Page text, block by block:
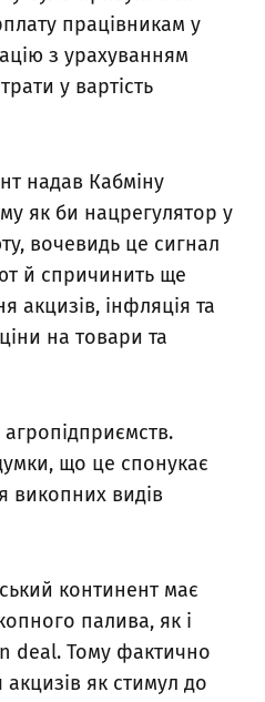
працівникам у
з урахуванням
у вартість
надав Кабміну
як би нацрегулятор у
вочевидь це сигнал
й спричинить ще
акцизів, інфляція та
на товари та
що це спонукає
викопних видів
континент має
палива, як і
deal. Тому фактично
як стимул до